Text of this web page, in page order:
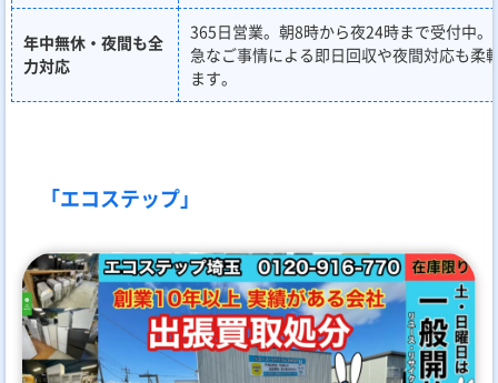
年中無休・夜間も全
力対応
365日営業。朝8時から夜24時まで受付中。
急なご事情による即日回収や夜間対応も柔
ます。
「エコステップ」